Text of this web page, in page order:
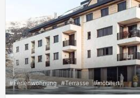
#Ferienwohnung #Terrasse #möbliert